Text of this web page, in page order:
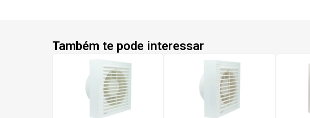
Também te pode interessar